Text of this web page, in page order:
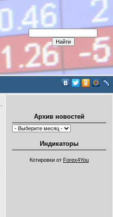
Архив новостей
Индикаторы
Котировки от Forex4You